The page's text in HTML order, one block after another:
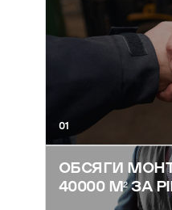
01
ОБСЯГИ
40000 М² ЗА